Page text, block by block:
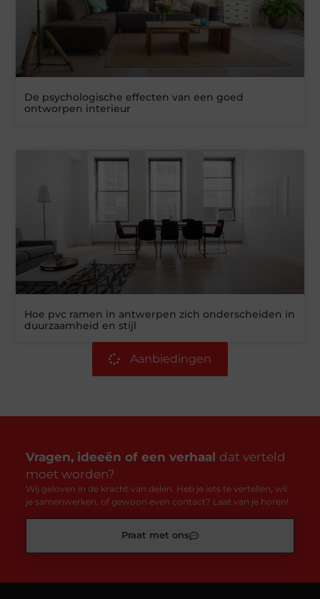
De psychologische effecten van een goed
ontworpen interieur
Hoe pvc ramen in antwerpen zich onderscheiden in
duurzaamheid en stijl
Aanbiedingen
Vragen, ideeën of een verhaal dat verteld
moet worden?
Wij geloven in de kracht van delen. Heb je iets te vertellen, wil
je samenwerken, of gewoon even contact? Laat van je horen!
Praat met ons